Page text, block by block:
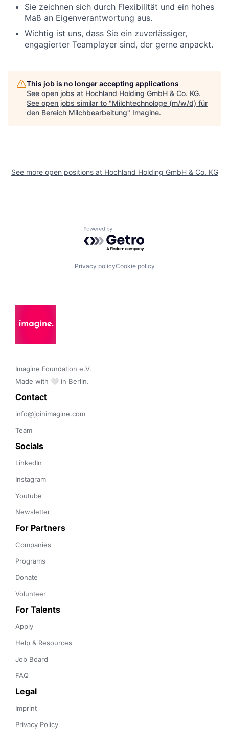
Sie zeichnen sich durch Flexibilität und ein hohes
Maß an Eigenverantwortung aus.
Wichtig ist uns, dass Sie ein zuverlässiger,
engagierter Teamplayer sind, der gerne anpackt.
This job is no longer accepting applications
See open jobs at Hochland Holding GmbH & Co. KG.
See open jobs similar to "Milchtechnologe (m/w/d) für
den Bereich Milchbearbeitung" Imagine.
See more open positions at Hochland Holding GmbH & Co. KG
Powered by Getro.com
Privacy policyCookie policy
Imagine Foundation e.V.
Made with 🤍 in Berlin.
Contact
info@joinimagine.com
Team
Socials
LinkedIn
Instagram
Youtube
Newsletter
For Partners
Companies
Programs
Donate
Volunteer
For Talents
Apply
Help & Resources
Job Board
FAQ
Legal
Imprint
Privacy Policy